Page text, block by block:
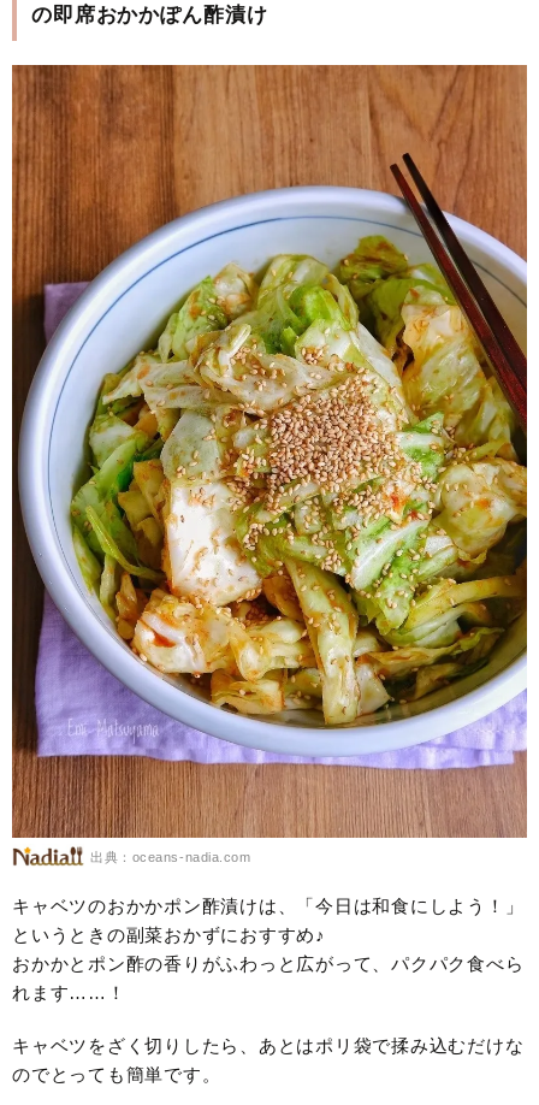
の即席おかかぽん酢漬け
出典：oceans-nadia.com
キャベツのおかかポン酢漬けは、「今日は和食にしよう！」
というときの副菜おかずにおすすめ♪
おかかとポン酢の香りがふわっと広がって、パクパク食べら
れます……！
キャベツをざく切りしたら、あとはポリ袋で揉み込むだけな
のでとっても簡単です。